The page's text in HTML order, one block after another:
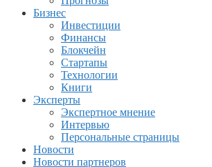
Бизнес
Инвестиции
Финансы
Блокчейн
Стартапы
Технологии
Книги
Эксперты
Экспертное мнение
Интервью
Персональные страницы
Новости
Новости партнеров